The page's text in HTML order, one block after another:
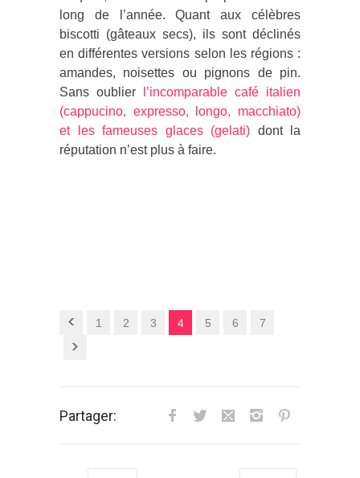
long de l’année. Quant aux célèbres
biscotti (gâteaux secs), ils sont déclinés
en différentes versions selon les régions :
amandes, noisettes ou pignons de pin.
Sans oublier
l’incomparable café italien
(cappucino, expresso, longo, macchiato)
et les fameuses glaces (gelati) dont la
réputation n’est plus à faire.
1 2 3 4 5 6 7
Partager: